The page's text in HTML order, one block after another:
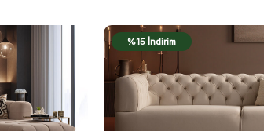
%15 İndirim